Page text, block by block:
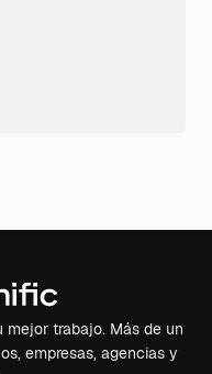
mejor trabajo. Más de un
empresas, agencias y